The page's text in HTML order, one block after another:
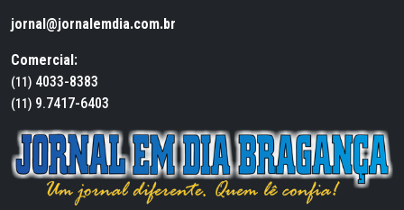
jornal@jornalemdia.com.br
Comercial:
(11) 4033-8383
(11) 9.7417-6403